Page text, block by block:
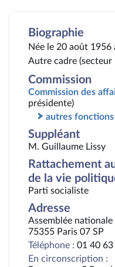
Biographie
Née le 20 août 1956
Autre cadre (secteur
Commission
Commission des
présidente)
autres fonctions
Suppléant
M. Guillaume Lissy
Rattachement
de la vie
Parti socialiste
Adresse
Assemblée
75355 Paris 07 SP
Téléphone : 01 40
En circonscription :